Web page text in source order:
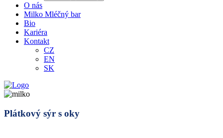
O nás
Milko Mléčný bar
Bio
Kariéra
Kontakt
CZ
EN
SK
Plátkový sýr s oky